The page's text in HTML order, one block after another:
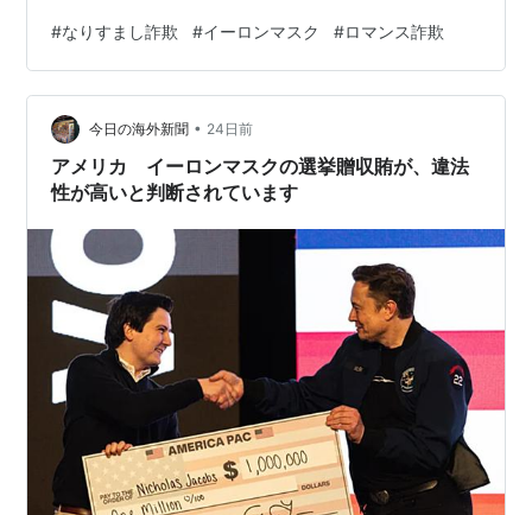
市の会社員の男（31）が、マスク氏になりすまして 70万
円 をだまし取った疑いで逮捕されている。 手口は、本物
のアカウントをフォローすることから始まり、偽アカウ
ントからのDM、LINEへの誘導、AIで作った画像での信用
づけ、という順にたどっていた。 この記事でわかること
マス…
#なりすまし詐欺 #イーロンマスク #ロマンス詐欺
今日の海外新聞 • 24日前
アメリカ イーロンマスクの選挙贈収賄が、違法
性が高いと判断されています